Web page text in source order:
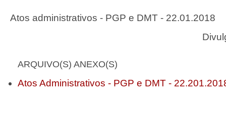
Atos administrativos - PGP e DMT - 22.01.2018
ARQUIVO(S) ANEXO(S)
Atos Administrativos - PGP e DMT -